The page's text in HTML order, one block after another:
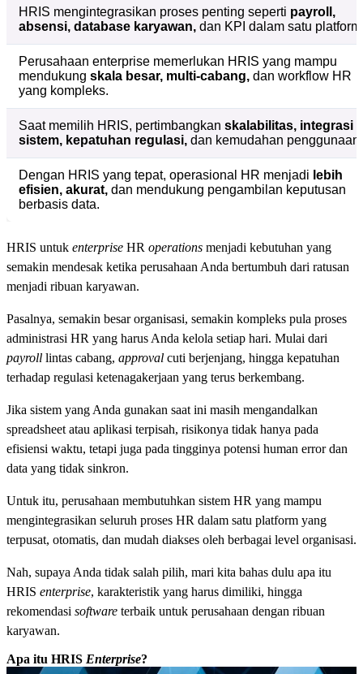
HRIS mengintegrasikan proses penting seperti payroll,
absensi, database karyawan, dan KPI dalam satu
Perusahaan enterprise memerlukan HRIS yang mampu
mendukung skala besar, multi-cabang, dan workflow HR
yang kompleks.
Saat memilih HRIS, pertimbangkan skalabilitas, integrasi
sistem, kepatuhan regulasi, dan kemudahan penggunaan.
Dengan HRIS yang tepat, operasional HR menjadi lebih
efisien, akurat, dan mendukung pengambilan keputusan
berbasis data.
HRIS untuk enterprise HR operations menjadi kebutuhan yang
semakin mendesak ketika perusahaan Anda bertumbuh dari ratusan
menjadi ribuan karyawan.
Pasalnya, semakin besar organisasi, semakin kompleks pula proses
administrasi HR yang harus Anda kelola setiap hari. Mulai dari
payroll lintas cabang, approval cuti berjenjang, hingga kepatuhan
terhadap regulasi ketenagakerjaan yang terus berkembang.
Jika sistem yang Anda gunakan saat ini masih mengandalkan
spreadsheet atau aplikasi terpisah, risikonya tidak hanya pada
efisiensi waktu, tetapi juga pada tingginya potensi human error dan
data yang tidak sinkron.
Untuk itu, perusahaan membutuhkan sistem HR yang mampu
mengintegrasikan seluruh proses HR dalam satu platform yang
terpusat, otomatis, dan mudah diakses oleh berbagai level organisasi.
Nah, supaya Anda tidak salah pilih, mari kita bahas dulu apa itu
HRIS enterprise, karakteristik yang harus dimiliki, hingga
rekomendasi software terbaik untuk perusahaan dengan ribuan
karyawan.
Apa itu HRIS Enterprise?